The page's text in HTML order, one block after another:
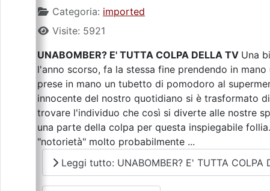
Categoria: imported
Visite: 5921
UNABOMBER? E' TUTTA COLPA DELLA TV Una
l'anno scorso, fa la stessa fine prendendo in
prese in mano un tubetto di pomodoro al
innocente del nostro quotidiano si è trasformato
trovare l'individuo che così si diverte alle nostre
una parte della colpa per questa inspiegabile
"notorietà" molto probabilmente ...
Leggi tutto: UNABOMBER? E' TUTTA COLPA